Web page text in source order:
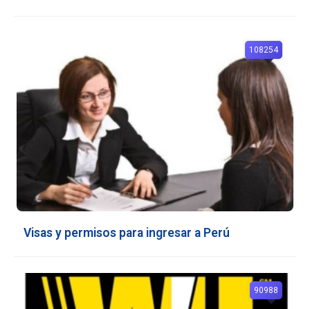
Visas y permisos para ingresar a Perú
108254
90988